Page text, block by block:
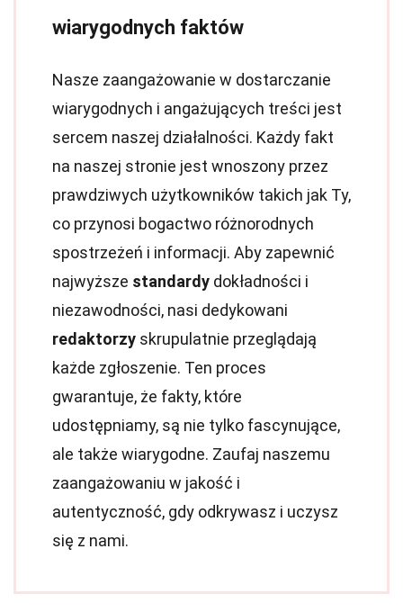
wiarygodnych faktów
Nasze zaangażowanie w dostarczanie
wiarygodnych i angażujących treści jest
sercem naszej działalności. Każdy fakt
na naszej stronie jest wnoszony przez
prawdziwych użytkowników takich jak Ty,
co przynosi bogactwo różnorodnych
spostrzeżeń i informacji. Aby zapewnić
najwyższe standardy dokładności i
niezawodności, nasi dedykowani
redaktorzy skrupulatnie przeglądają
każde zgłoszenie. Ten proces
gwarantuje, że fakty, które
udostępniamy, są nie tylko fascynujące,
ale także wiarygodne. Zaufaj naszemu
zaangażowaniu w jakość i
autentyczność, gdy odkrywasz i uczysz
się z nami.